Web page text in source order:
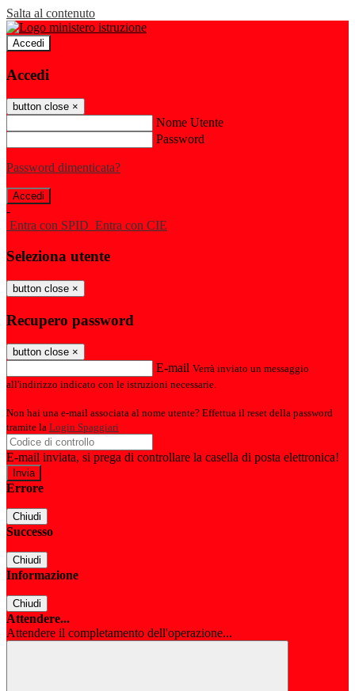
Salta al contenuto
Accedi
Accedi
button close ×
Nome Utente
Password
Password dimenticata?
-
Entra con SPID Entra con CIE
Seleziona utente
button close ×
Recupero password
button close ×
E-mail Verrà inviato un messaggio
all'indirizzo indicato con le istruzioni necessarie.
Non hai una e-mail associata al nome utente? Effettua il reset della password
tramite la Login Spaggiari
E-mail inviata, si prega di controllare la casella di posta elettronica!
Errore
Chiudi
Successo
Chiudi
Informazione
Chiudi
Attendere...
Attendere il completamento dell'operazione...